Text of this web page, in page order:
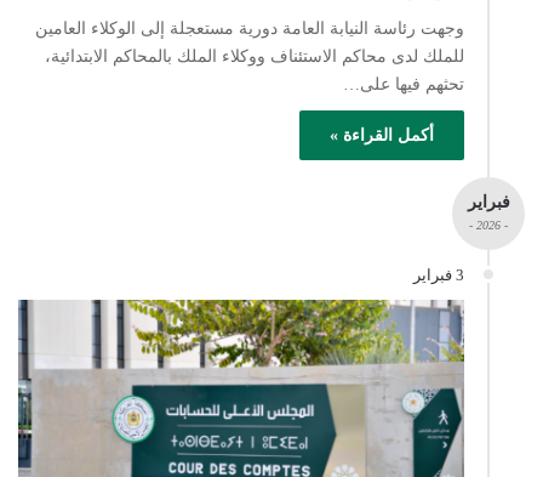
وجهت رئاسة النيابة العامة دورية مستعجلة إلى الوكلاء العامين
للملك لدى محاكم الاستئناف ووكلاء الملك بالمحاكم الابتدائية،
تحثهم فيها على…
أكمل القراءة »
فبراير
- 2026 -
3 فبراير